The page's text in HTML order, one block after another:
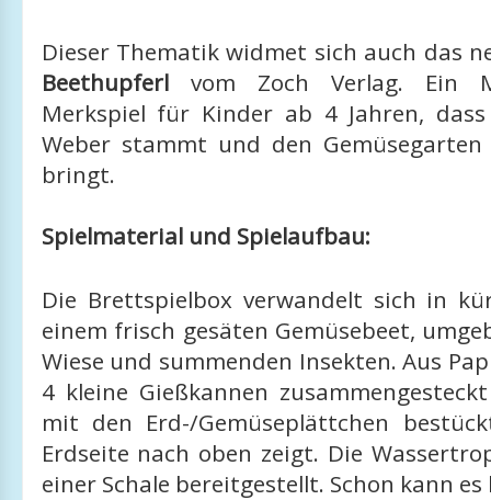
Dieser Thematik widmet sich auch das
Beethupferlvom Zoch Verlag. Ein
Merkspiel für Kinder ab 4 Jahren,
Weber stammt und den
bringt.
Spielmaterial und Spielaufbau:
Die Brettspielbox verwandelt sich in
einem frisch gesäten Gemüsebeet,
Wiese und summenden Insekten. Aus
4 kleine Gießkannen
mit den Erd-/Gemüseplättchen
Erdseite nach oben zeigt. Die
einer Schale bereitgestellt. Schon kann